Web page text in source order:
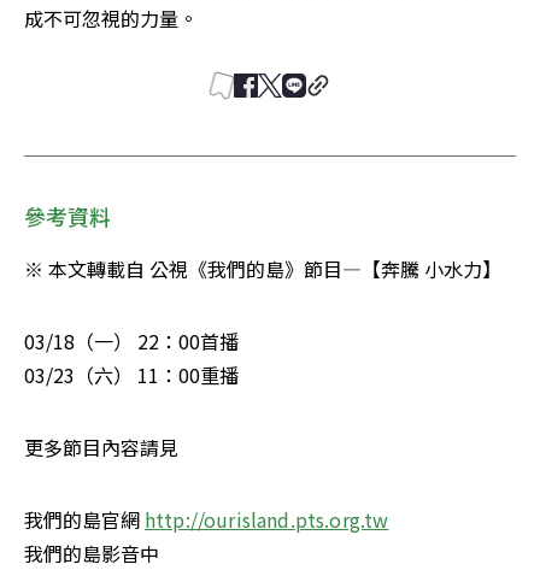
成不可忽視的力量。
參考資料
※ 本文轉載自 公視《我們的島》節目—【奔騰 小水力】
03/18（一） 22：00首播
03/23（六） 11：00重播
更多節目內容請見
我們的島官網 http://ourisland.pts.org.tw
我們的島影音中